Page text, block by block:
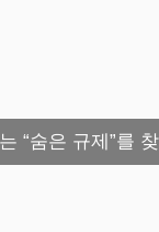
“숨은 규제”를